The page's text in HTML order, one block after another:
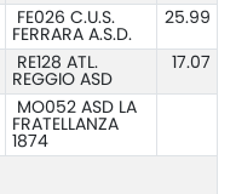
FE026 C.U.S.
FERRARA A.S.D.
25.99
RE128 ATL.
REGGIO ASD
17.07
MO052 ASD LA
FRATELLANZA
1874